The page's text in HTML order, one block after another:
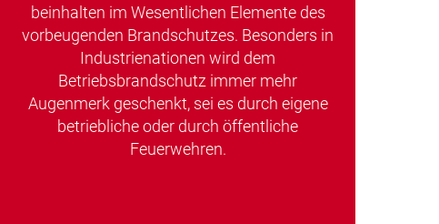
beinhalten im Wesentlichen Elemente des
vorbeugenden Brandschutzes. Besonders in
Industrienationen wird dem
Betriebsbrandschutz immer mehr
Augenmerk geschenkt, sei es durch eigene
betriebliche oder durch öffentliche
Feuerwehren.